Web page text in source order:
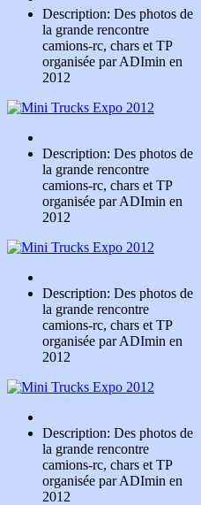
Description: Des photos de
la grande rencontre
camions-rc, chars et TP
organisée par ADImin en
2012
Description: Des photos de
la grande rencontre
camions-rc, chars et TP
organisée par ADImin en
2012
Description: Des photos de
la grande rencontre
camions-rc, chars et TP
organisée par ADImin en
2012
Description: Des photos de
la grande rencontre
camions-rc, chars et TP
organisée par ADImin en
2012